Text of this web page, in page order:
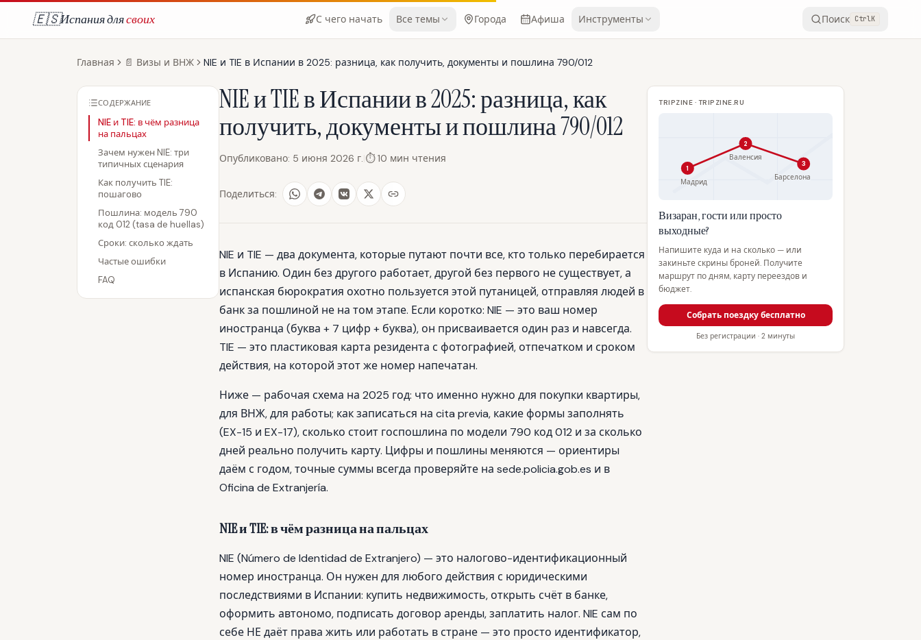
🇪🇸Испания длясвоих С чего начать Все темы Города Афиша Инструменты Поиск CtrlK
Главная 📄 Визы и ВНЖ NIE и TIE в Испании в 2025: разница, как получить, документы и пошлина 790/012
СОДЕРЖАНИЕ
NIE и TIE: в чём разница
на пальцах
Зачем нужен NIE: три
типичных сценария
Как получить TIE:
пошагово
Пошлина: модель 790
код 012 (tasa de huellas)
Сроки: сколько ждать
Частые ошибки
FAQ
NIE и TIE в Испании в 2025: разница, как
получить, документы и пошлина 790/012
Опубликовано: 5 июня 2026 г. ⏱10 мин чтения
Поделиться:
NIE и TIE — два документа, которые путают почти все, кто только перебирается
в Испанию. Один без другого работает, другой без первого не существует, а
испанская бюрократия охотно пользуется этой путаницей, отправляя людей в
банк за пошлиной не на том этапе. Если коротко: NIE — это ваш номер
иностранца (буква + 7 цифр + буква), он присваивается один раз и навсегда.
TIE — это пластиковая карта резидента с фотографией, отпечатком и сроком
действия, на которой этот же номер напечатан.
Ниже — рабочая схема на 2025 год: что именно нужно для покупки квартиры,
для ВНЖ, для работы; как записаться на cita previa, какие формы заполнять
(EX-15 и EX-17), сколько стоит госпошлина по модели 790 код 012 и за сколько
дней реально получить карту. Цифры и пошлины меняются — ориентиры
даём с годом, точные суммы всегда проверяйте на sede.policia.gob.es и в
Oficina de Extranjería.
NIE и TIE: в чём разница на пальцах
NIE (Número de Identidad de Extranjero) — это налогово-идентификационный
номер иностранца. Он нужен для любого действия с юридическими
последствиями в Испании: купить недвижимость, открыть счёт в банке,
оформить автономо, подписать договор аренды, заплатить налог. NIE сам по
себе НЕ даёт права жить или работать в стране — это просто идентификатор,
TRIPZINE · TRIPZINE.RU
1
Мадрид
2
Валенсия
3
Барселона
Визаран, гости или просто
выходные?
Напишите куда и на сколько — или
закиньте скрины броней. Получите
маршрут по дням, карту переездов и
бюджет.
Собрать поездку бесплатно
Без регистрации · 2 минуты